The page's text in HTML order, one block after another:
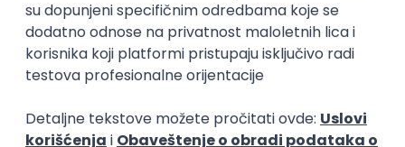
Merchandiser
Srbija
06.08.2026